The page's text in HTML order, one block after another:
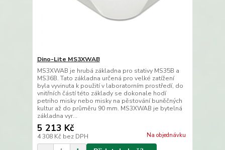
Dino-Lite MS3XWAB
MS3XWAB je hrubá základna pro stativy MS35B a
MS36B. Tato základna určená pro velké zatížení
byla vyvinuta k použití v laboratorním prostředí, do
vnitřních částí této základy se dokonale hodí
petriho misky nebo misky na pěstování buněčných
kultur až do průměru 90 mm. MS3XWAB je bytelná
základna vyr...
5 213 Kč
4 308 Kč bez DPH Na objednávku